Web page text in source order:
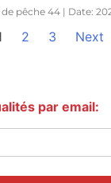
pêche 44 Date:
2 3 Next
par email: